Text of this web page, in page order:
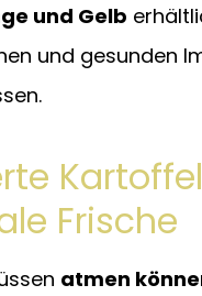
und Gelb
und gesunden
Frische
atmen